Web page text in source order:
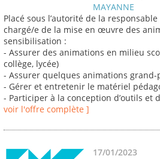
MAYANNE
Placé sous l’autorité de la
chargé/e de la mise en œuvre des
sensibilisation :
- Assurer des animations en milieu
collège, lycée)
- Assurer quelques animations grand-
- Gérer et entretenir le matériel
- Participer à la conception d’outils et
voir l'offre complète ]
17/01/2023